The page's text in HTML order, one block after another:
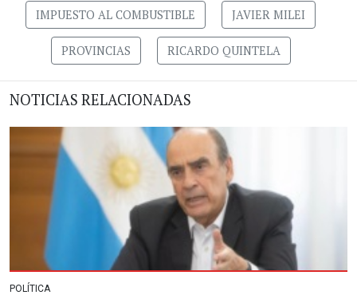
IMPUESTO AL COMBUSTIBLE JAVIER MILEI
PROVINCIAS RICARDO QUINTELA
NOTICIAS RELACIONADAS
POLÍTICA